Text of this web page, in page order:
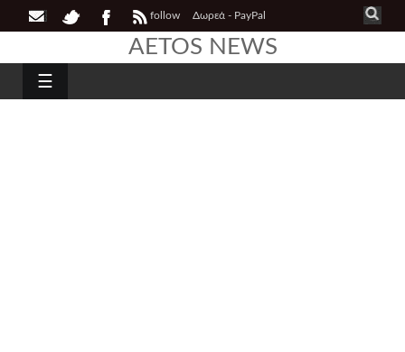
follow Δωρεά - PayPal
AETOS NEWS
☰